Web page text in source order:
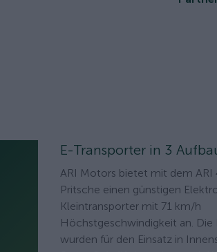
E-Transporter in 3
ARI Motors bietet mit dem ARI
Pritsche einen günstigen
Kleintransporter mit 71 km/h
Höchstgeschwindigkeit an. Die
wurden für den Einsatz in